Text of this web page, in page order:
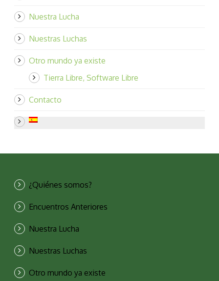
Nuestra Lucha
Nuestras Luchas
Otro mundo ya existe
Tierra Libre, Software Libre
Contacto
¿Quiénes somos?
Encuentros Anteriores
Nuestra Lucha
Nuestras Luchas
Otro mundo ya existe